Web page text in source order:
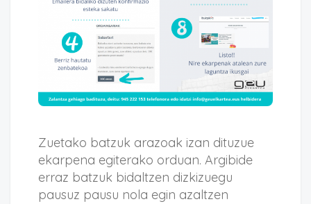
Zuetako batzuk arazoak izan dituzue
ekarpena egiterako orduan. Argibide
erraz batzuk bidaltzen dizkizuegu
pausuz pausu nola egin azaltzen